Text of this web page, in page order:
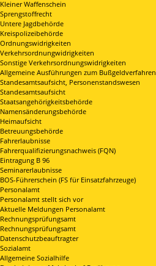
Kleiner Waffenschein
Sprengstoffrecht
Untere Jagdbehörde
Kreispolizeibehörde
Ordnungswidrigkeiten
Verkehrsordnungwidrigkeiten
Sonstige Verkehrsordnungswidrigkeiten
Allgemeine Ausführungen zum Bußgeldverfahren
Standesamtsaufsicht, Personenstandswesen
Standesamtsaufsicht
Staatsangehörigkeitsbehörde
Namensänderungsbehörde
Heimaufsicht
Betreuungsbehörde
Fahrerlaubnisse
Fahrerqualifizierungsnachweis (FQN)
Eintragung B 96
Seminarerlaubnisse
BOS-Führerschein (FS für Einsatzfahrzeuge)
Personalamt
Personalamt stellt sich vor
Aktuelle Meldungen Personalamt
Rechnungsprüfungsamt
Rechnungsprüfungsamt
Datenschutzbeauftragter
Sozialamt
Allgemeine Sozialhilfe